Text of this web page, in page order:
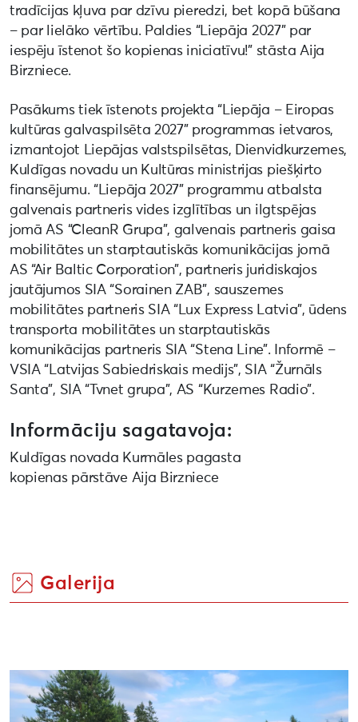
tradīcijas kļuva par dzīvu pieredzi, bet kopā būšana
– par lielāko vērtību. Paldies “Liepāja 2027” par
iespēju īstenot šo kopienas iniciatīvu!” stāsta Aija
Birzniece.
Pasākums tiek īstenots projekta “Liepāja – Eiropas
kultūras galvaspilsēta 2027” programmas ietvaros,
izmantojot Liepājas valstspilsētas, Dienvidkurzemes,
Kuldīgas novadu un Kultūras ministrijas piešķirto
finansējumu. “Liepāja 2027” programmu atbalsta
galvenais partneris vides izglītības un ilgtspējas
jomā AS “CleanR Grupa”, galvenais partneris gaisa
mobilitātes un starptautiskās komunikācijas jomā
AS “Air Baltic Corporation”, partneris juridiskajos
jautājumos SIA “Sorainen ZAB”, sauszemes
mobilitātes partneris SIA “Lux Express Latvia”, ūdens
transporta mobilitātes un starptautiskās
komunikācijas partneris SIA “Stena Line”. Informē –
VSIA “Latvijas Sabiedriskais medijs”, SIA “Žurnāls
Santa”, SIA “Tvnet grupa”, AS “Kurzemes Radio”.
Informāciju sagatavoja:
Kuldīgas novada Kurmāles pagasta
kopienas pārstāve Aija Birzniece
Galerija